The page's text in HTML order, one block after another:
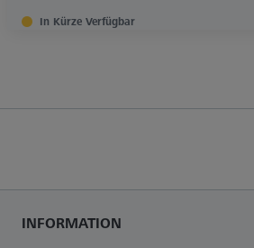
In Kürze Verfügbar
INFORMATION